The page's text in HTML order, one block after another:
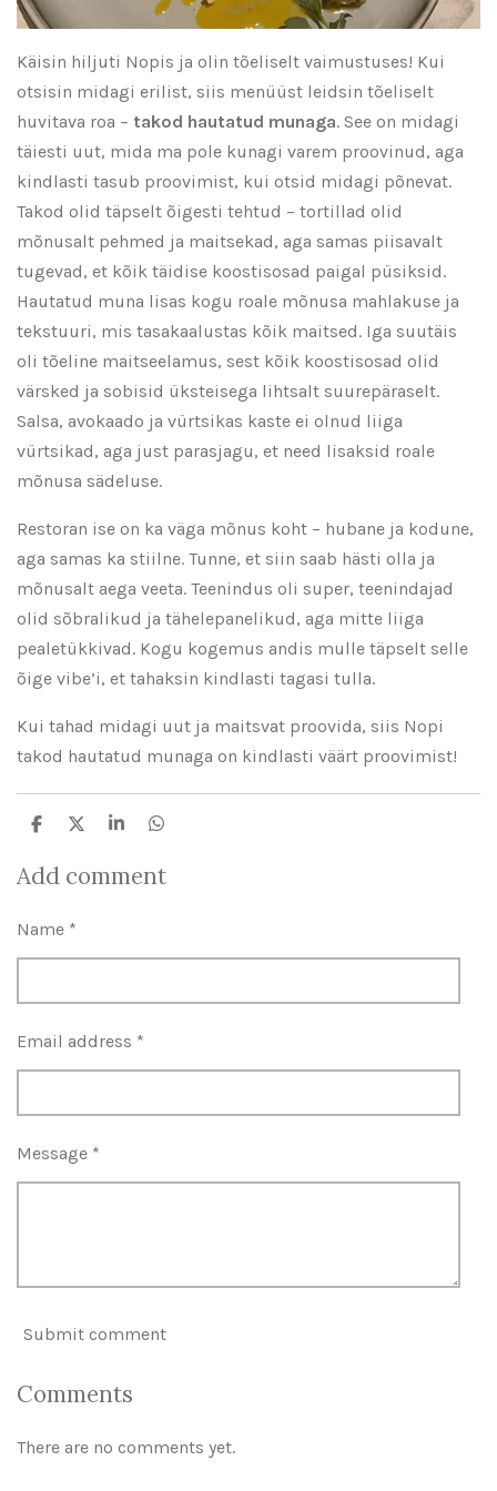
Käisin hiljuti Nopis ja olin tõeliselt vaimustuses! Kui
otsisin midagi erilist, siis menüüst leidsin tõeliselt
huvitava roa – takod hautatud munaga. See on midagi
täiesti uut, mida ma pole kunagi varem proovinud, aga
kindlasti tasub proovimist, kui otsid midagi põnevat.
Takod olid täpselt õigesti tehtud – tortillad olid
mõnusalt pehmed ja maitsekad, aga samas piisavalt
tugevad, et kõik täidise koostisosad paigal püsiksid.
Hautatud muna lisas kogu roale mõnusa mahlakuse ja
tekstuuri, mis tasakaalustas kõik maitsed. Iga suutäis
oli tõeline maitseelamus, sest kõik koostisosad olid
värsked ja sobisid üksteisega lihtsalt suurepäraselt.
Salsa, avokaado ja vürtsikas kaste ei olnud liiga
vürtsikad, aga just parasjagu, et need lisaksid roale
mõnusa sädeluse.
Restoran ise on ka väga mõnus koht – hubane ja kodune,
aga samas ka stiilne. Tunne, et siin saab hästi olla ja
mõnusalt aega veeta. Teenindus oli super, teenindajad
olid sõbralikud ja tähelepanelikud, aga mitte liiga
pealetükkivad. Kogu kogemus andis mulle täpselt selle
õige vibe’i, et tahaksin kindlasti tagasi tulla.
Kui tahad midagi uut ja maitsvat proovida, siis Nopi
takod hautatud munaga on kindlasti väärt proovimist!
S
a
r
S
r
S
r
S
a
r
Add comment
Name *
Email address *
Message *
Submit comment
Comments
There are no comments yet.